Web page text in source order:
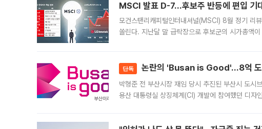
MSCI 발표 D-7…후보주 반등에 편입 기
모건스탠리캐피털인터내셔널(MSCI) 8월 정기 리
쏠린다. 지난달 말 급락장으로 후보군의 시가총액
단독 논란의 'Busan is Good'…8억 도
박형준 전 부산시장 재임 당시 추진된 부산시 도
용산 대통령실 상징체계(CI) 개발에 참여했던 디